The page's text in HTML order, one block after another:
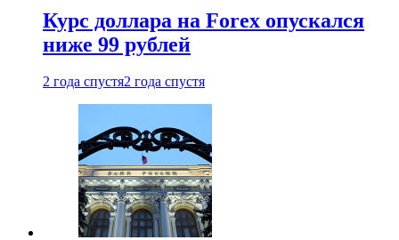
Курс доллара на Forex опускался
ниже 99 рублей
2 года спустя2 года спустя